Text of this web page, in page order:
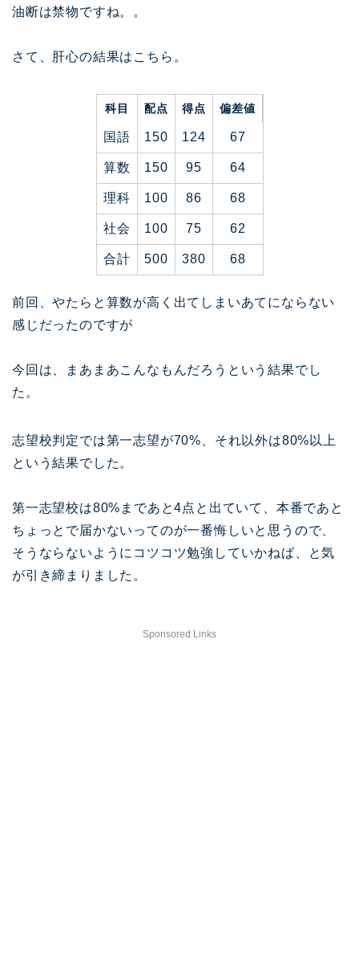
油断は禁物ですね。。
さて、肝心の結果はこちら。
科目 配点 得点 偏差値
国語 150 124 67
算数 150 95 64
理科 100 86 68
社会 100 75 62
合計 500 380 68
前回、やたらと算数が高く出てしまいあてにならない
感じだったのですが
今回は、まあまあこんなもんだろうという結果でし
た。
志望校判定では第一志望が70%、それ以外は80%以上
という結果でした。
第一志望校は80%まであと4点と出ていて、本番であと
ちょっとで届かないってのが一番悔しいと思うので、
そうならないようにコツコツ勉強していかねば、と気
が引き締まりました。
Sponsored Links